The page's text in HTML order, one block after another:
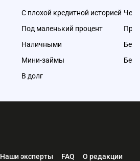
С плохой кредитной историей
Под маленький процент
Наличными
Мини-займы
В долг
Без
Без
Наши эксперты FAQ
О редакции